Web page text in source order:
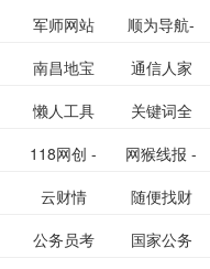
建设 SEO众包
服务平台
更多>>
军师网站
目录网址
大全
顺为导航-
办公运营
工具导航
更多>>
南昌地宝
网_南昌论
坛
通信人家
园更多>>
懒人工具 关键词全
网指数查
询
更多>>
118网创 -
创业项目
资源分享
网猴线报 -
一个简单
且纯粹的
更多>>
云财情 随便找财
经网更多>>
公务员考 国家公务